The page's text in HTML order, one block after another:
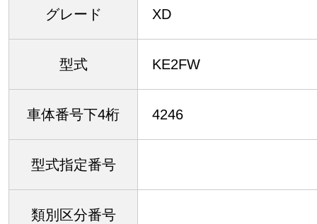
グレード XD
型式 KE2FW
車体番号下4桁 4246
型式指定番号
類別区分番号